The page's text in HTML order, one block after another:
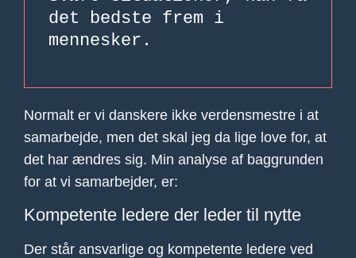
det bedste frem i
mennesker.
Normalt er vi danskere ikke verdensmestre i at
samarbejde, men det skal jeg da lige love for, at
det har ændres sig. Min analyse af baggrunden
for at vi samarbejder, er:
Kompetente ledere der leder til nytte
Der står ansvarlige og kompetente ledere ved